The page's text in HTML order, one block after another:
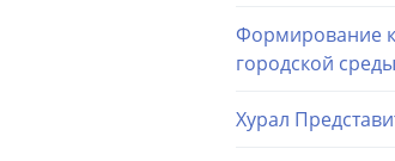
Формирование
городской среды
Хурал